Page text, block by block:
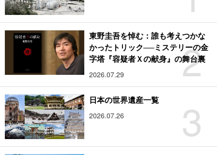
2
東野圭吾を悼む：誰も考えつかな
かったトリック──ミステリーの金
字塔『容疑者Ｘの献身』の舞台裏
2026.07.29
3
日本の世界遺産一覧
2026.07.26